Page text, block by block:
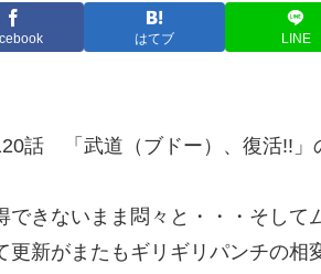
はてブ LINE
話 「武道（ブドー）、復活!!」
きないまま悶々と・・・そして
更新がまたもギリギリパンチの相